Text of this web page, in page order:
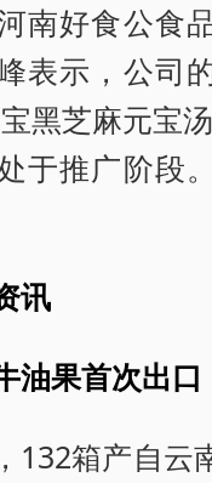
南好食公食
表示，公司
黑芝麻元宝
于推广阶段
讯
油果首次出口
132箱产自云